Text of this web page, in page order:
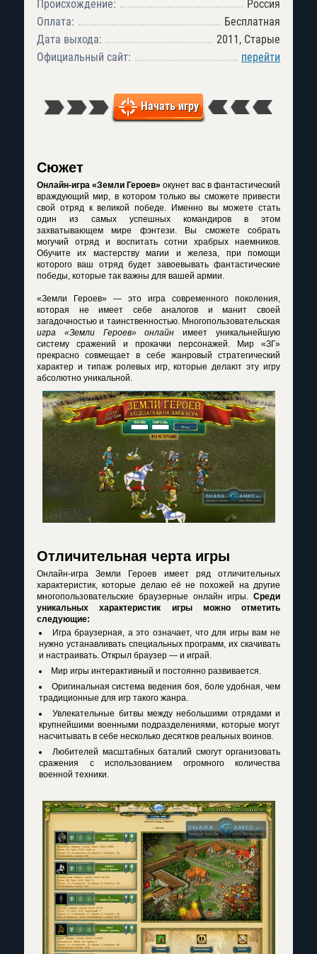
Происхождение:
Россия
Оплата:
Бесплатная
Дата выхода:
2011, Старые
Официальный сайт:
перейти
Начать игру
Сюжет
Онлайн-игра «Земли Героев» окунет вас в фантастический
враждующий мир, в котором только вы сможете привести
свой отряд к великой победе. Именно вы можете стать
один из самых успешных командиров в этом
захватывающем мире фэнтези. Вы сможете собрать
могучий отряд и воспитать сотни храбрых наемников.
Обучите их мастерству магии и железа, при помощи
которого ваш отряд будет завоевывать фантастические
победы, которые так важны для вашей армии.
«Земли Героев» — это игра современного поколения,
которая не имеет себе аналогов и манит своей
загадочностью и таинственностью. Многопользовательская
игра «Земли Героев» онлайн имеет уникальнейшую
систему сражений и прокачки персонажей. Мир «ЗГ»
прекрасно совмещает в себе жанровый стратегический
характер и типаж ролевых игр, которые делают эту игру
абсолютно уникальной.
Отличительная черта игры
Онлайн-игра Земли Героев имеет ряд отличительных
характеристик, которые делаю её не похожей на другие
многопользовательские браузерные онлайн игры. Среди
уникальных характеристик игры можно отметить
следующие:
Игра браузерная, а это означает, что для игры вам не
нужно устанавливать специальных программ, их скачивать
и настраивать. Открыл браузер — и играй.
Мир игры интерактивный и постоянно развивается.
Оригинальная система ведения боя, боле удобная, чем
традиционные для игр такого жанра.
Увлекательные битвы между небольшими отрядами и
крупнейшими военными подразделениями, которые могут
насчитывать в себе несколько десятков реальных воинов.
Любителей масштабных баталий смогут организовать
сражения с использованием огромного количества
военной техники.